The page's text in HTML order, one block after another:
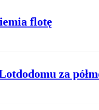
flotę
za